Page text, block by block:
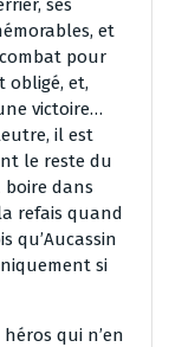
ses
et
pour
obligé, et,
victoire…
il est
le reste du
boire dans
refais quand
qu’Aucassin
si
qui n’en